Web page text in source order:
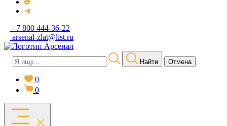
+7 800 444-36-22
arsenal-zlat@list.ru
Найти Отмена
0
0